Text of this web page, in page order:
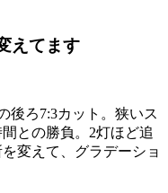
えてます
後ろ7:3カット。狭いス
との勝負。2灯ほど追
変えて、グラデーショ